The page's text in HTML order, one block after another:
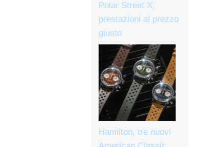
Polar Street X,
prestazioni al prezzo
giusto
Hamilton, tre nuovi